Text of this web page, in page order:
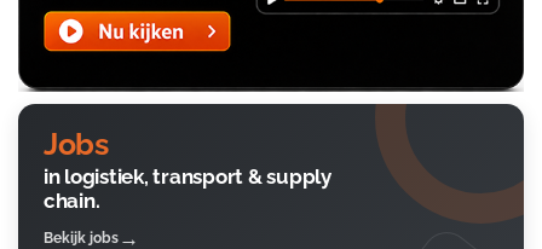
Jobs
in logistiek, transport & supply
chain.
Bekijk jobs